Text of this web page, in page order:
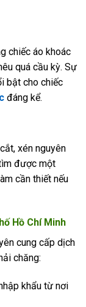
chiếc áo khoác
quá cầu kỳ. Sự
bật cho chiếc
đáng kể.
xén nguyên
được một
cần thiết nếu
Hồ Chí Minh
cung cấp dịch
chăng:
khẩu từ nơi